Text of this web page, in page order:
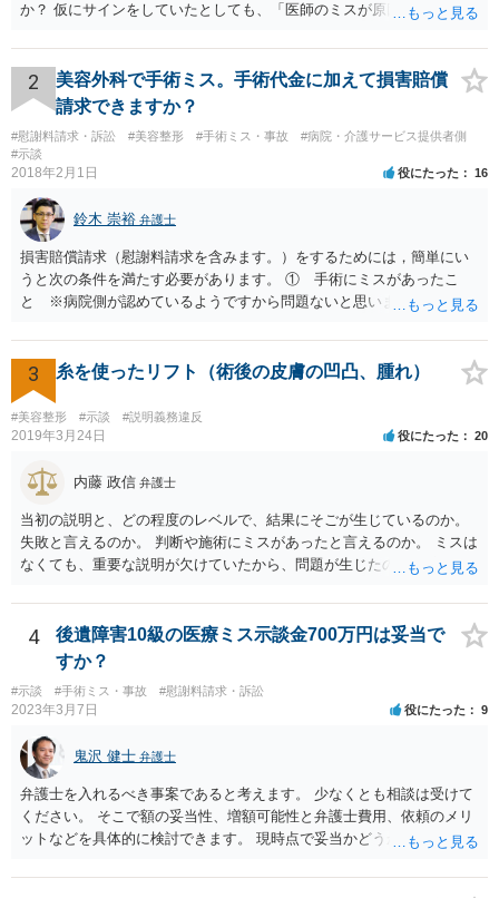
か？ 仮にサインをしていたとしても、「医師のミスが原因で老眼がひ
眼が悪化することがあるにもかかわらず、全く説明されなかったよう
な場合」には、請求することは可能です。
2
美容外科で手術ミス。手術代金に加えて損害賠償
請求できますか？
#慰謝料請求・訴訟 #美容整形 #手術ミス・事故
#病院・介護サービス提供者側
#示談
2018年2月1日 役にたった 16
鈴木 崇裕 弁護士
損害賠償請求（慰謝料請求を含みます。）をするためには，簡単にい
うと次の条件を満たす必要があります。 ① 手術にミスがあったこ
と ※病院側が認めているようですから問題ないと思います。 ② 手
術のミスの「せいで」マスクが外せなくなったこと ④ 仕事を休まな
ければならなくなった「せいで」休業損害が発生したこと ⑤ マスク
を外せなくなった「せいで」経済的に評価できる精神的な損害が発生
したこと 「せいで」と強調した点が，内藤先生のご指摘なさる「相当
因果関係」です。 手術のミスと関係のないことまでは責任追及ができ
しく悪くなってしまったとか， 手術のミスの結果，入院期間が延びて
ただし，手術代の返金に応じた際に「これ以上金銭の請求はしませ
ん」という趣旨の合意をしてしまっていると， 上記の請求は，基本的
には困難となります。
3 糸を使ったリフト（術後の皮膚の凹凸、腫れ）
#美容整形 #示談 #説明義務違反
2019年3月24日 役にたった 20
内藤 政信 弁護士
当初の説明と、どの程度のレベルで、結果にそごが生じているのか。
失敗と言えるのか。 判断や施術にミスがあったと言えるのか。 ミスは
なくても、重要な説明が欠けていたから、問題が生じたのか。 美容整
4
後遺障害10級の医療ミス示談金700万円は妥当で
すか？
#示談 #手術ミス・事故 #慰謝料請求・訴訟
2023年3月7日 役にたった 9
鬼沢 健士 弁護士
弁護士を入れるべき事案であると考えます。 少なくとも相談は受けて
ください。 そこで額の妥当性、増額可能性と弁護士費用、依頼のメリ
ットなどを具体的に検討できます。 現時点で妥当かどうかを即断する